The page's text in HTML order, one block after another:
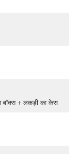
+ लकड़ी का केस